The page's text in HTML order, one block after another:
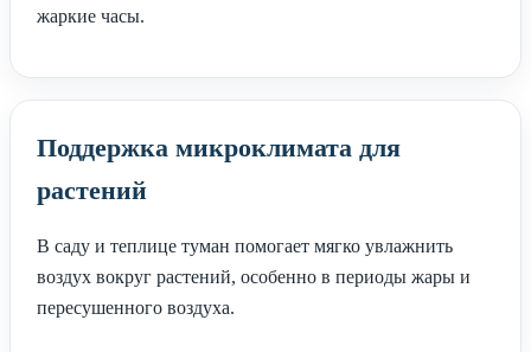
жаркие часы.
Поддержка микроклимата для
растений
В саду и теплице туман помогает мягко увлажнить
воздух вокруг растений, особенно в периоды жары и
пересушенного воздуха.